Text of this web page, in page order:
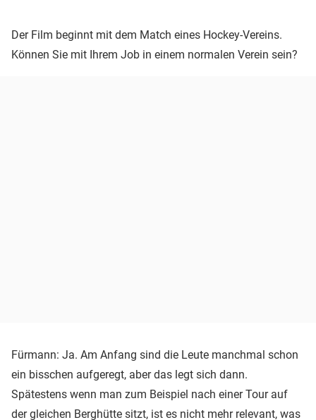
Der Film beginnt mit dem Match eines Hockey-Vereins.
Können Sie mit Ihrem Job in einem normalen Verein sein?
Fürmann: Ja. Am Anfang sind die Leute manchmal schon
ein bisschen aufgeregt, aber das legt sich dann.
Spätestens wenn man zum Beispiel nach einer Tour auf
der gleichen Berghütte sitzt, ist es nicht mehr relevant, was